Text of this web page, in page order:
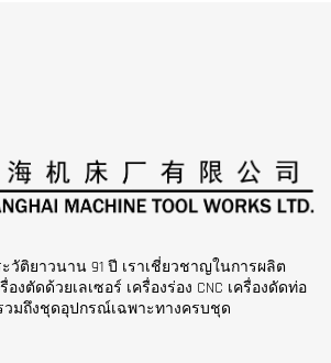
วัติยาวนาน 91 ปี เราเชี่ยวชาญในการผลิต
องตัดด้วยเลเซอร์ เครื่องร่อง CNC เครื่องดัดท่อ
รวมถึงชุดอุปกรณ์เฉพาะทางครบชุด